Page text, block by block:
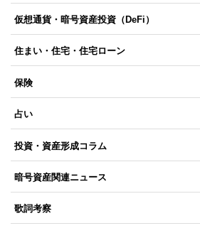
仮想通貨・暗号資産投資（DeFi）
住まい・住宅・住宅ローン
保険
占い
投資・資産形成コラム
暗号資産関連ニュース
歌詞考察